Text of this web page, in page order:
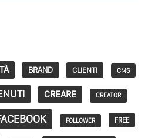
BRAND CLIENTI CMS
CREARE CREATOR
FOLLOWER FREE